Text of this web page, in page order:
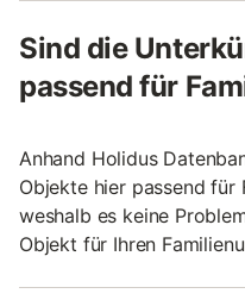
Sind die
passend für
Anhand Holidus
Objekte hier passend für
weshalb es keine
Objekt für Ihren